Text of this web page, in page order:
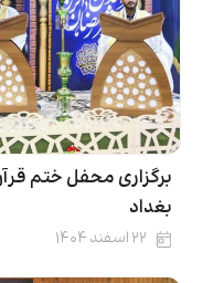
برگزاری محفل ختم
بغداد
۲۲ اسفند ۱۴۰۴